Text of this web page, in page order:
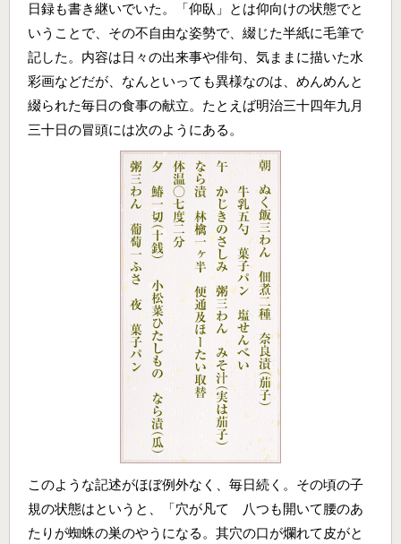
日録も書き継いでいた。「仰臥」とは仰向けの状態でと
いうことで、その不自由な姿勢で、綴じた半紙に毛筆で
記した。内容は日々の出来事や俳句、気ままに描いた水
彩画などだが、なんといっても異様なのは、めんめんと
綴られた毎日の食事の献立。たとえば明治三十四年九月
三十日の冒頭には次のようにある。
このような記述がほぼ例外なく、毎日続く。その頃の子
規の状態はというと、「穴が凡てゞ八つも開いて腰のあ
たりが蜘蛛の巣のやうになる。其穴の口が爛れて皮がと